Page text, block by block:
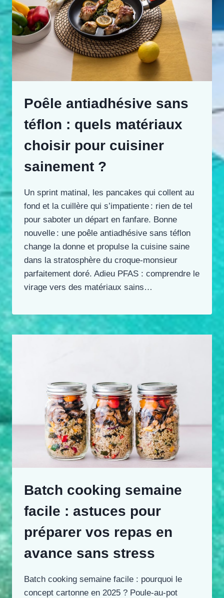
Poêle antiadhésive sans
téflon : quels matériaux
choisir pour cuisiner
sainement ?
Un sprint matinal, les pancakes qui collent au
fond et la cuillère qui s’impatiente : rien de tel
pour saboter un départ en fanfare. Bonne
nouvelle : une poêle antiadhésive sans téflon
change la donne et propulse la cuisine saine
dans la stratosphère du croque-monsieur
parfaitement doré. Adieu PFAS : comprendre le
virage vers des matériaux sains…
Batch cooking semaine
facile : astuces pour
préparer vos repas en
avance sans stress
Batch cooking semaine facile : pourquoi le
concept cartonne en 2025 ? Poule-au-pot